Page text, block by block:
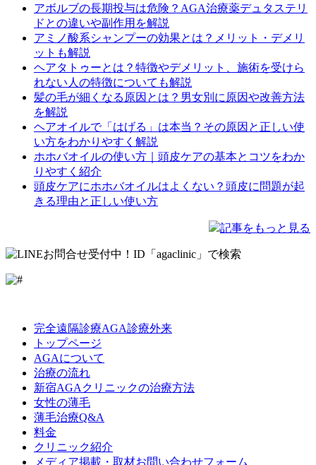
アボルブの長期投与は危険？AGA治療薬デュタステリ
ドとの違いや副作用を解説
アミノ酸系シャンプーの効果とは？メリット・デメリ
ットも解説
ヘアタトゥーとは？特徴やデメリット、施術を受けら
れない人の特徴についても解説
髪の毛が細くなる原因とは？男女別に原因や改善方法
を解説
ヘアオイルで「はげる」は本当？その原因と正しい使
い方をわかりやすく解説
ホホバオイルの使い方｜頭皮ケアの基本とコツをわか
りやすく紹介
頭皮ケアにホホバオイルはよくない？頭皮に問題が起
きる理由と正しい使い方
記事をもっと見る
完全遠隔診療AGA診療外来
トップページ
AGAについて
治療の流れ
新宿AGAクリニックの治療方法
女性の薄毛
薄毛治療Q&A
料金
クリニック紹介
メディア掲載・取材お問い合わせフォーム